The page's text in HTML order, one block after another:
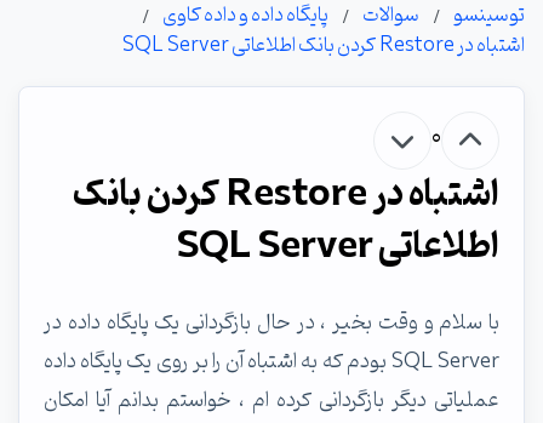
توسینسو سوالات
پایگاه داده و داده کاوی
اشتباه در Restore کردن بانک اطلاعاتی SQL Server
0
اشتباه در Restore کردن بانک
اطلاعاتی SQL Server
با سلام و وقت بخیر ، در حال بازگردانی یک پایگاه داده در
SQL Server بودم که به اشتباه آن را بر روی یک پایگاه داده
عملیاتی دیگر بازگردانی کرده ام ، خواستم بدانم آیا امکان